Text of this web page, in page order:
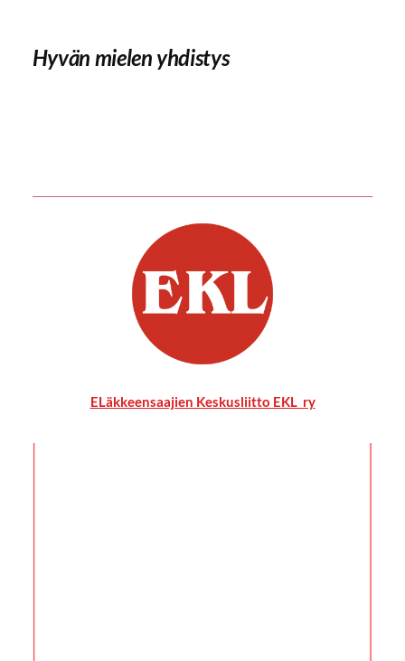
Hyvän mielen yhdistys
ELäkkeensaajien Keskusliitto EKL ry